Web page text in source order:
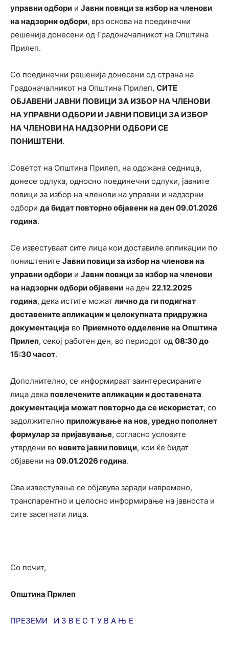
управни одбори и Јавни повици за избор на членови
на надзорни одбори, врз основа на поединечни
решенија донесени од Градоначалникот на Општина
Прилеп.
Со поединечни решенија донесени од страна на
Градоначалникот на Општина Прилеп, СИТЕ
ОБЈАВЕНИ ЈАВНИ ПОВИЦИ ЗА ИЗБОР НА ЧЛЕНОВИ
НА УПРАВНИ ОДБОРИ И ЈАВНИ ПОВИЦИ ЗА ИЗБОР
НА ЧЛЕНОВИ НА НАДЗОРНИ ОДБОРИ СЕ
ПОНИШТЕНИ.
Советот на Општина Прилеп, на одржана седница,
донесе одлука, односно поединечни одлуки, јавните
повици за избор на членови на управни и надзорни
одбори да бидат повторно објавени на ден 09.01.2026
година.
Се известуваат сите лица кои доставиле апликации по
поништените Јавни повици за избор на членови на
управни одбори и Јавни повици за избор на членови
на надзорни одбори објавени на ден 22.12.2025
година, дека истите можат лично да ги подигнат
доставените апликации и целокупната придружна
документација во Приемното одделение на Општина
Прилеп, секој работен ден, во периодот од 08:30 до
15:30 часот.
Дополнително, се информираат заинтересираните
лица дека повлечените апликации и доставената
документација можат повторно да се искористат, со
задолжително приложување на нов, уредно пополнет
формулар за пријавување, согласно условите
утврдени во новите јавни повици, кои ќе бидат
објавени на 09.01.2026 година.
Ова известување се објавува заради навремено,
транспарентно и целосно информирање на јавноста и
сите засегнати лица.
Со почит,
Општина Прилеп
ПРЕЗЕМИ И З В Е С Т У В А Њ Е